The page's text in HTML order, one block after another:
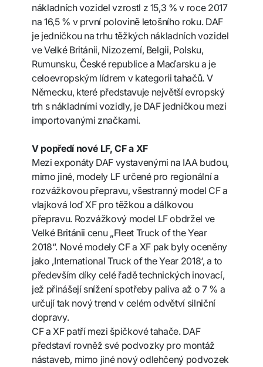
nákladních vozidel vzrostl z 15,3 % v roce 2017
na 16,5 % v první polovině letošního roku. DAF
je jedničkou na trhu těžkých nákladních vozidel
ve Velké Británii, Nizozemí, Belgii, Polsku,
Rumunsku, České republice a Maďarsku a je
celoevropským lídrem v kategorii tahačů. V
Německu, které představuje největší evropský
trh s nákladními vozidly, je DAF jedničkou mezi
importovanými značkami.
V popředí nové LF, CF a XF
Mezi exponáty DAF vystavenými na IAA budou,
mimo jiné, modely LF určené pro regionální a
rozvážkovou přepravu, všestranný model CF a
vlajková loď XF pro těžkou a dálkovou
přepravu. Rozvážkový model LF obdržel ve
Velké Británii cenu „Fleet Truck of the Year
2018“. Nové modely CF a XF pak byly oceněny
jako ‚International Truck of the Year 2018‘, a to
především díky celé řadě technických inovací,
jež přinášejí snížení spotřeby paliva až o 7 % a
určují tak nový trend v celém odvětví silniční
dopravy.
CF a XF patří mezi špičkové tahače. DAF
představí rovněž své podvozky pro montáž
nástaveb, mimo jiné nový odlehčený podvozek